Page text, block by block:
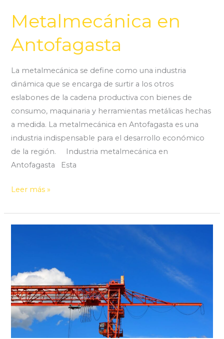
Metalmecánica en
Antofagasta
La metalmecánica se define como una industria
dinámica que se encarga de surtir a los otros
eslabones de la cadena productiva con bienes de
consumo, maquinaria y herramientas metálicas hechas
a medida. La metalmecánica en Antofagasta es una
industria indispensable para el desarrollo económico
de la región. Industria metalmecánica en
Antofagasta Esta
Leer más »
Antofagasta